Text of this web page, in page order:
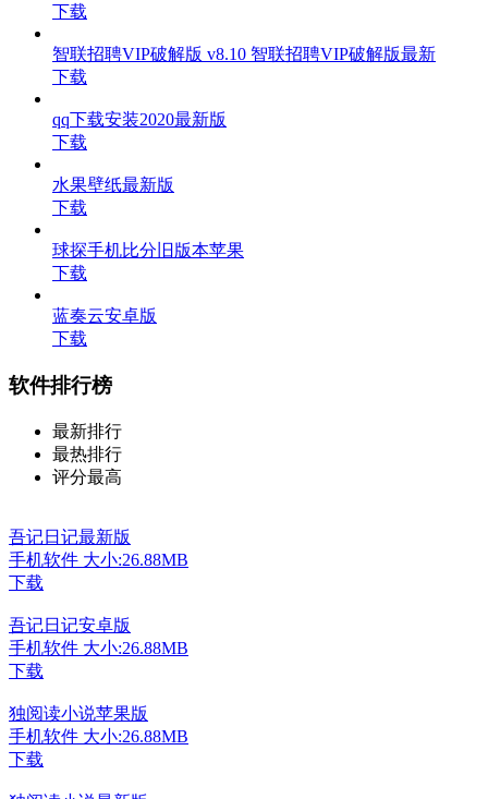
下载
智联招聘VIP破解版 v8.10 智联招聘VIP破解版最新
下载
qq下载安装2020最新版
下载
水果壁纸最新版
下载
球探手机比分旧版本苹果
下载
蓝奏云安卓版
下载
软件排行榜
最新排行
最热排行
评分最高
吾记日记最新版
手机软件 大小:26.88MB
下载
吾记日记安卓版
手机软件 大小:26.88MB
下载
独阅读小说苹果版
手机软件 大小:26.88MB
下载